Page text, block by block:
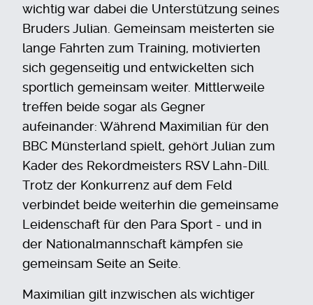
wichtig war dabei die Unterstützung seines
Bruders Julian. Gemeinsam meisterten sie
lange Fahrten zum Training, motivierten
sich gegenseitig und entwickelten sich
sportlich gemeinsam weiter. Mittlerweile
treffen beide sogar als Gegner
aufeinander: Während Maximilian für den
BBC Münsterland spielt, gehört Julian zum
Kader des Rekordmeisters RSV Lahn-Dill.
Trotz der Konkurrenz auf dem Feld
verbindet beide weiterhin die gemeinsame
Leidenschaft für den Para Sport - und in
der Nationalmannschaft kämpfen sie
gemeinsam Seite an Seite.
Maximilian gilt inzwischen als wichtiger